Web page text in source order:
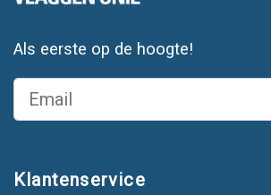
Als eerste op de hoogte!
Klantenservice